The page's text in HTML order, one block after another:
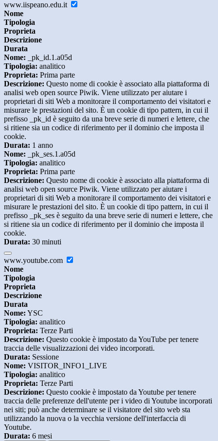
www.iispeano.edu.it
Nome
Tipologia
Proprieta
Descrizione
Durata
Nome: _pk_id.1.a05d
Tipologia: analitico
Proprieta: Prima parte
Descrizione: Questo nome di cookie è associato alla piattaforma di
analisi web open source Piwik. Viene utilizzato per aiutare i
proprietari di siti Web a monitorare il comportamento dei visitatori e
misurare le prestazioni del sito. È un cookie di tipo pattern, in cui il
prefisso _pk_id è seguito da una breve serie di numeri e lettere, che
si ritiene sia un codice di riferimento per il dominio che imposta il
cookie.
Durata: 1 anno
Nome: _pk_ses.1.a05d
Tipologia: analitico
Proprieta: Prima parte
Descrizione: Questo nome di cookie è associato alla piattaforma di
analisi web open source Piwik. Viene utilizzato per aiutare i
proprietari di siti Web a monitorare il comportamento dei visitatori e
misurare le prestazioni del sito. È un cookie di tipo pattern, in cui il
prefisso _pk_ses è seguito da una breve serie di numeri e lettere, che
si ritiene sia un codice di riferimento per il dominio che imposta il
cookie.
Durata: 30 minuti
www.youtube.com
Nome
Tipologia
Proprieta
Descrizione
Durata
Nome: YSC
Tipologia: analitico
Proprieta: Terze Parti
Descrizione: Questo cookie è impostato da YouTube per tenere
traccia delle visualizzazioni dei video incorporati.
Durata: Sessione
Nome: VISITOR_INFO1_LIVE
Tipologia: analitico
Proprieta: Terze Parti
Descrizione: Questo cookie è impostato da Youtube per tenere
traccia delle preferenze dell'utente per i video di Youtube incorporati
nei siti; può anche determinare se il visitatore del sito web sta
utilizzando la nuova o la vecchia versione dell'interfaccia di
Youtube.
Durata: 6 mesi